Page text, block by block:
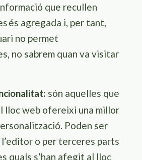
que recullen
és agregada i, per tant,
no permet
, no sabrem quan va visitar
són aquelles que
lloc web ofereixi una millor
Poden ser
o per terceres parts
quals s’han afegit al lloc